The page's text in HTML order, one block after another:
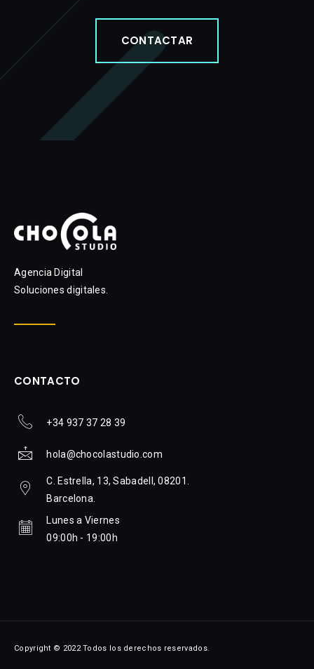
CONTACTAR
Agencia Digital
Soluciones digitales.
CONTACTO
+34 937 37 28 39
hola@chocolastudio.com
C. Estrella, 13, Sabadell, 08201.
Barcelona.
Lunes a Viernes
09:00h - 19:00h
Copyright © 2022 Todos los derechos reservados.